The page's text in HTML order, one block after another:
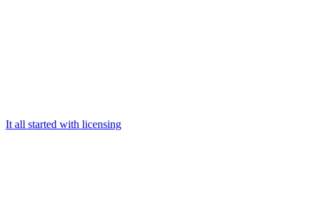
It all started with licensing